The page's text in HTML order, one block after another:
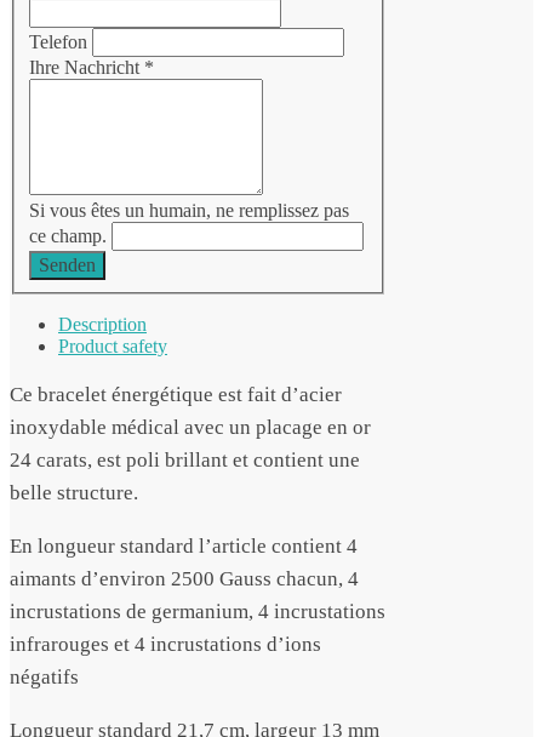
Telefon
Ihre Nachricht *
Si vous êtes un humain, ne remplissez pas
ce champ.
Senden
Description
Product safety
Ce bracelet énergétique est fait d’acier
inoxydable médical avec un placage en or
24 carats, est poli brillant et contient une
belle structure.
En longueur standard l’article contient 4
aimants d’environ 2500 Gauss chacun, 4
incrustations de germanium, 4 incrustations
infrarouges et 4 incrustations d’ions
négatifs
Longueur standard 21,7 cm, largeur 13 mm